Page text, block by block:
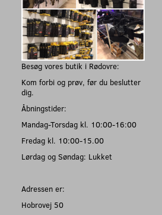
Besøg vores butik i Rødovre:
Kom forbi og prøv, før du beslutter
dig.
Åbningstider:
Mandag-Torsdag kl. 10:00-16:00
Fredag kl. 10:00-15.00
Lørdag og Søndag: Lukket
Adressen er:
Hobrovej 50